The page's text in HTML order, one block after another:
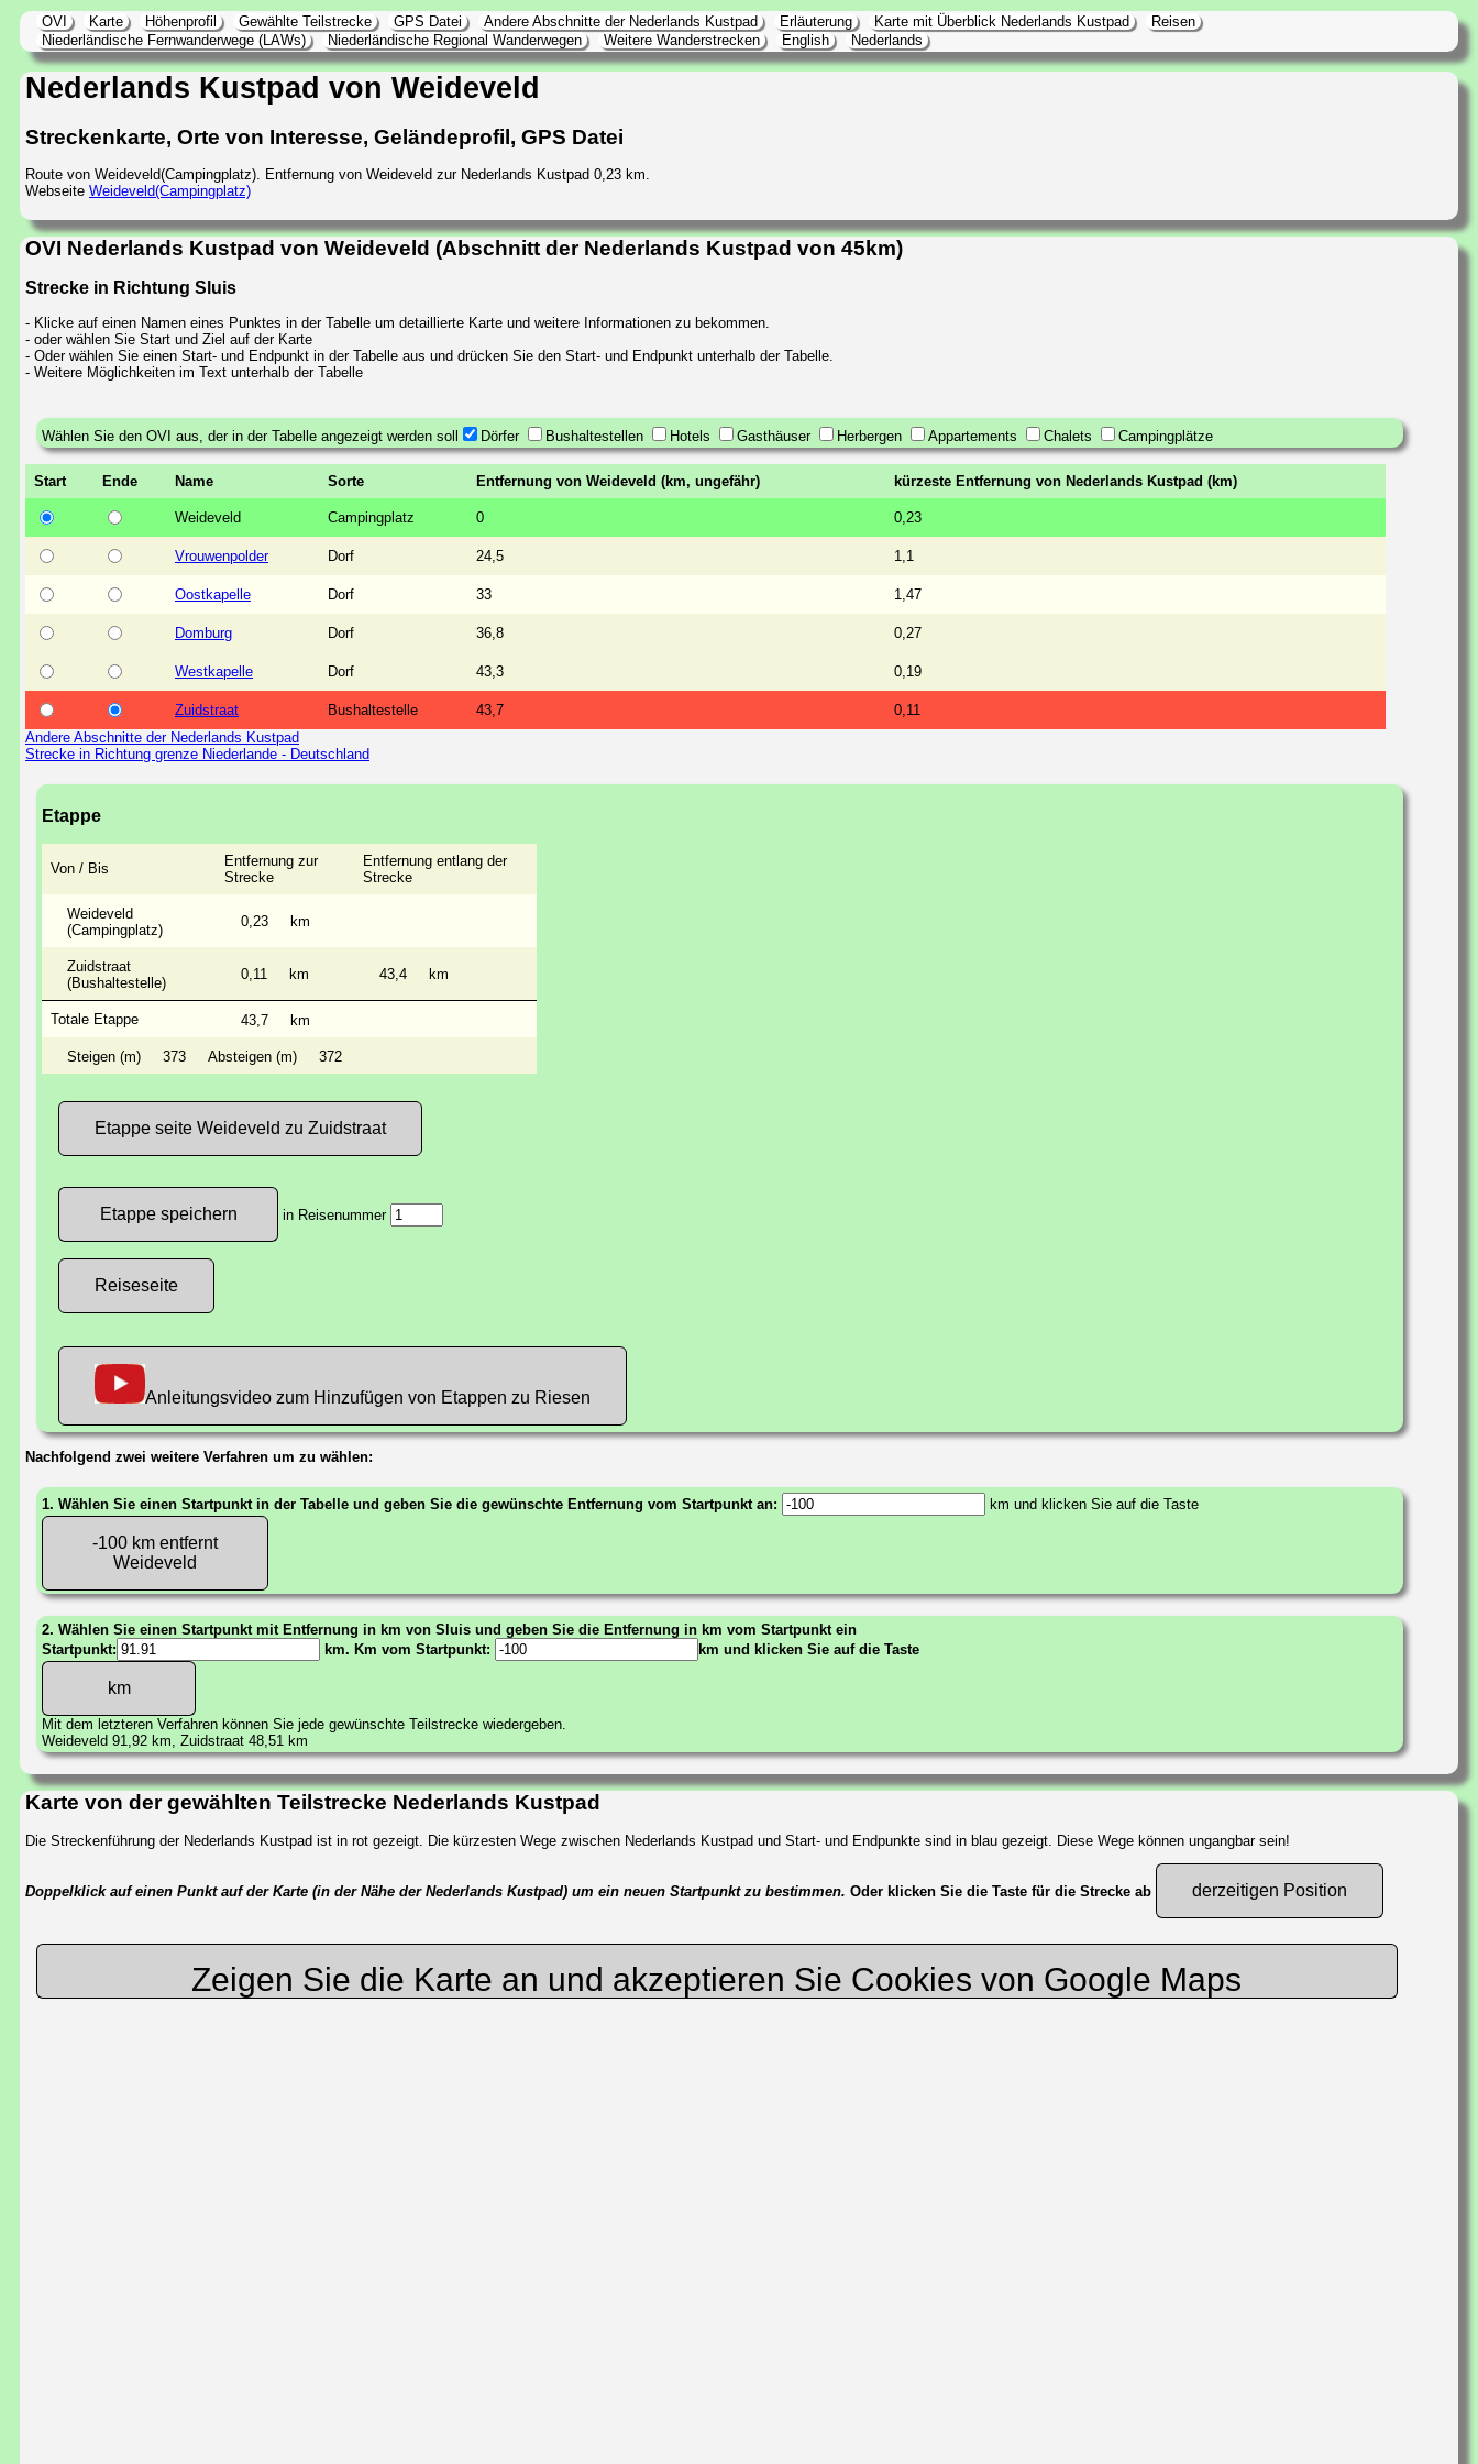
OVI Karte Höhenprofil Gewählte Teilstrecke GPS Datei Andere Abschnitte der Nederlands Kustpad Erläuterung Karte mit Überblick Nederlands Kustpad
Reisen
Niederländische Fernwanderwege (LAWs)
Niederländische Regional Wanderwegen Weitere Wanderstrecken English Nederlands
Nederlands Kustpad von Weideveld
Streckenkarte, Orte von Interesse, Geländeprofil, GPS Datei
Route von Weideveld(Campingplatz). Entfernung von Weideveld zur Nederlands Kustpad 0,23 km.
Webseite Weideveld(Campingplatz)
OVI Nederlands Kustpad von Weideveld (Abschnitt der Nederlands Kustpad von 45km)
Strecke in Richtung Sluis
- Klicke auf einen Namen eines Punktes in der Tabelle um detaillierte Karte und weitere Informationen zu bekommen.
- oder wählen Sie Start und Ziel auf der Karte
- Oder wählen Sie einen Start- und Endpunkt in der Tabelle aus und drücken Sie den Start- und Endpunkt unterhalb der Tabelle.
- Weitere Möglichkeiten im Text unterhalb der Tabelle
Wählen Sie den OVI aus, der in der Tabelle angezeigt werden soll Dörfer Bushaltestellen Hotels Gasthäuser Herbergen Appartements Chalets Campingplätze
Start Ende Name Sorte Entfernung von Weideveld (km, ungefähr) kürzeste Entfernung von Nederlands Kustpad (km)
Weideveld Campingplatz 0 0,23
Vrouwenpolder Dorf 24,5 1,1
Oostkapelle Dorf 33 1,47
Domburg Dorf 36,8 0,27
Westkapelle Dorf 43,3 0,19
Zuidstraat Bushaltestelle 43,7
0,11
Andere Abschnitte der Nederlands Kustpad
Strecke in Richtung grenze Niederlande - Deutschland
Etappe
Von / Bis
Entfernung zur
Strecke
Entfernung entlang der
Strecke
Weideveld
(Campingplatz)
0,23 km
Zuidstraat
(Bushaltestelle)
0,11 km 43,4 km
Totale Etappe 43,7 km
Steigen (m) 373 Absteigen (m) 372
Etappe seite Weideveld zu Zuidstraat
in Reisenummer
Reiseseite
Anleitungsvideo zum Hinzufügen von Etappen zu Riesen
Nachfolgend zwei weitere Verfahren um zu wählen:
1. Wählen Sie einen Startpunkt in der Tabelle und geben Sie die gewünschte Entfernung vom Startpunkt an: km und klicken Sie auf die Taste
-100 km entfernt
Weideveld
2. Wählen Sie einen Startpunkt mit Entfernung in km von Sluis und geben Sie die Entfernung in km vom Startpunkt ein
Startpunkt:
km. Km vom Startpunkt: km und klicken Sie auf die Taste
Mit dem letzteren Verfahren können Sie jede gewünschte Teilstrecke wiedergeben.
Weideveld 91,92 km, Zuidstraat 48,51 km
Karte von der gewählten Teilstrecke Nederlands Kustpad
Die Streckenführung der Nederlands Kustpad ist in rot gezeigt. Die kürzesten Wege zwischen Nederlands Kustpad und Start- und Endpunkte sind in blau gezeigt. Diese Wege können ungangbar sein!
Doppelklick auf einen Punkt auf der Karte (in der Nähe der Nederlands Kustpad) um ein neuen Startpunkt zu bestimmen. Oder klicken Sie die Taste für die Strecke ab derzeitigen Position
Zeigen Sie die Karte an und akzeptieren Sie Cookies von Google Maps